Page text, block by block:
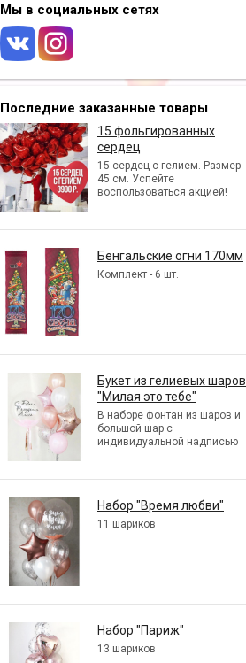
Мы в социальных сетях
Последние заказанные товары
15 фольгированных
сердец
15 сердец с гелием. Размер
45 см. Успейте
воспользоваться акцией!
Бенгальские огни 170мм
Комплект - 6 шт.
Букет из гелиевых шаров
"Милая это тебе"
В наборе фонтан из шаров и
большой шар с
индивидуальной надписью
Набор "Время любви"
11 шариков
Набор "Париж"
13 шариков